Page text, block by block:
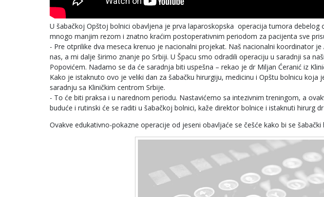
U šabačkoj Opštoj bolnici obavljena je prva laparoskopska operacija tumora debelog
mnogo manjim rezom i znatno kraćim postoperativnim periodom za pacijenta sve
- Pre otprilike dva meseca krenuo je nacionalni projekat. Naš nacionalni koordinator je
nas, a mi dalje širimo znanje po Srbiji. U Špacu smo odradili operaciju u saradnji sa
Popovićem. Nadamo se da će saradnja biti uspešna – rekao je dr Miljan Ćeranić iz
Kako je istaknuto ovo je veliki dan za šabačku hirurgiju, medicinu i Opštu bolnicu
saradnju sa Kliničkim centrom Srbije.
- To će biti praksa i u narednom periodu. Nastavićemo sa intezivnim treningom, a
buduće i rutinski će se raditi u šabačkoj bolnici, kaže direktor bolnice i istaknuti hirurg
Ovakve edukativno-pokazne operacije od jeseni obavljaće se češće kako bi se